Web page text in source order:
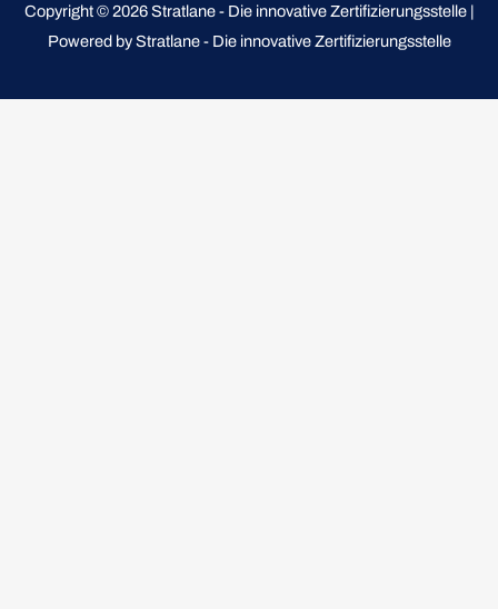
Copyright © 2026 Stratlane - Die innovative Zertifizierungsstelle |
Powered by Stratlane - Die innovative Zertifizierungsstelle